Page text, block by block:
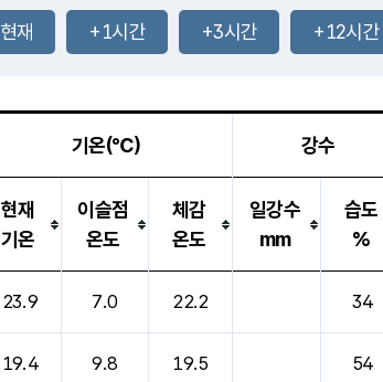
-mm
34.3
℃
37.5℃
1.6m/s
-mm
-mm
현재 +1시간 +3시간 +12시간
기온(℃) 강수
현재
기온
이슬점
온도
체감
온도
일강수
mm
습도
%
23.9 7.0 22.2 34
19.4 9.8 19.5 54